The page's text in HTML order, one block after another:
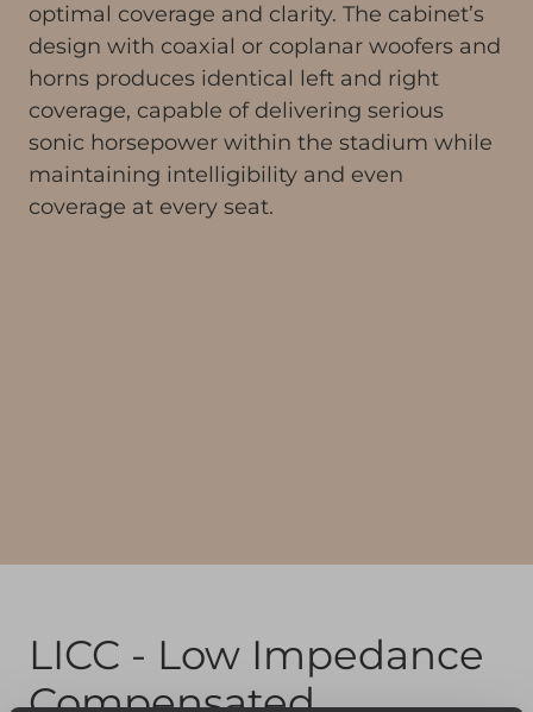
optimal coverage and clarity. The cabinet’s
design with coaxial or coplanar woofers and
horns produces identical left and right
coverage, capable of delivering serious
sonic horsepower within the stadium while
maintaining intelligibility and even
coverage at every seat.
LICC - Low Impedance